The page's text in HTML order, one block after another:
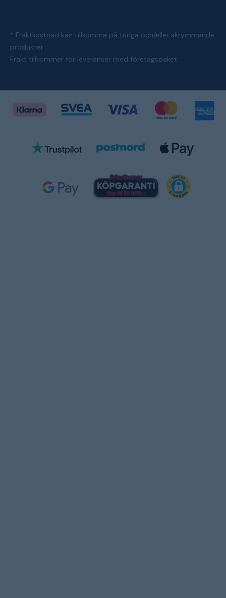
* Fraktkostnad kan tillkomma på tunga och/eller skrymmande
produkter
Frakt tillkommer för leveranser med företagspaket